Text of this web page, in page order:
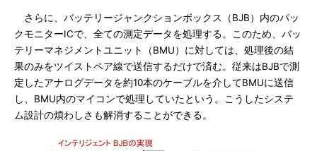
さらに、バッテリージャンクションボックス（BJB）内のパッ
クモニターICで、全ての測定データを処理する。このため、バッ
テリーマネジメントユニット（BMU）に対しては、処理後の結
果のみをツイストペア線で送信するだけで済む。従来はBJBで測
定したアナログデータを約10本のケーブルを介してBMUに送信
し、BMU内のマイコンで処理していたという。こうしたシステ
ム設計の煩わしさも解消することができる。